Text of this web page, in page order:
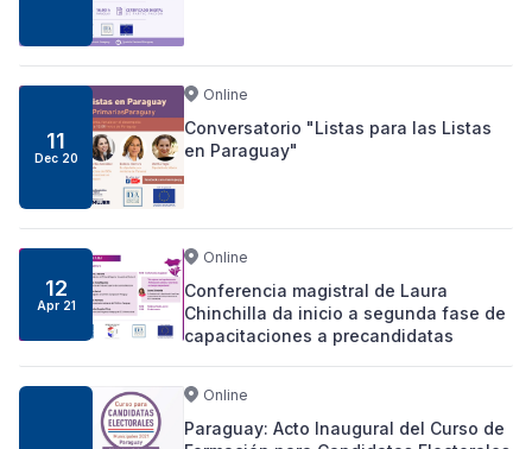
11
Dec 20
Online
Conversatorio "Listas para las Listas
en Paraguay"
12
Apr 21
Online
Conferencia magistral de Laura
Chinchilla da inicio a segunda fase de
capacitaciones a precandidatas
Online
Paraguay: Acto Inaugural del Curso de